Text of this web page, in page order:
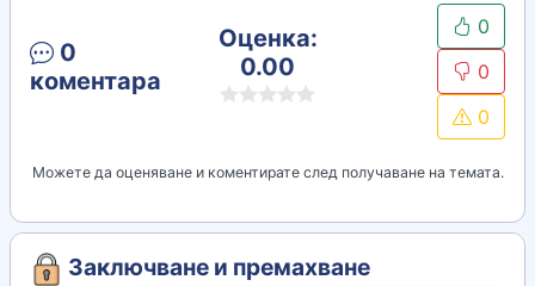
0
коментара
Оценка:
0.00
0
0
0
Можете да оценяване и коментирате след получаване на темата.
Заключване и премахване